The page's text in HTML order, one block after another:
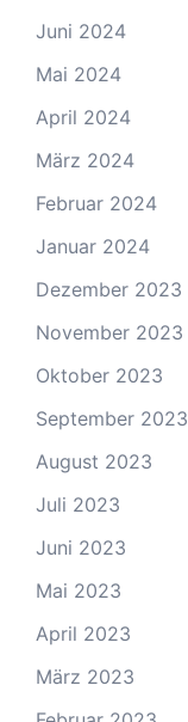
Juni 2024
Mai 2024
April 2024
März 2024
Februar 2024
Januar 2024
Dezember 2023
November 2023
Oktober 2023
September 2023
August 2023
Juli 2023
Juni 2023
Mai 2023
April 2023
März 2023